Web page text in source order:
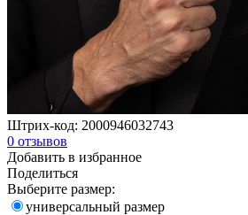
Штрих-код: 2000946032743
0 отзывов
Добавить в избранное
Поделиться
Выберите размер:
универсальный размер